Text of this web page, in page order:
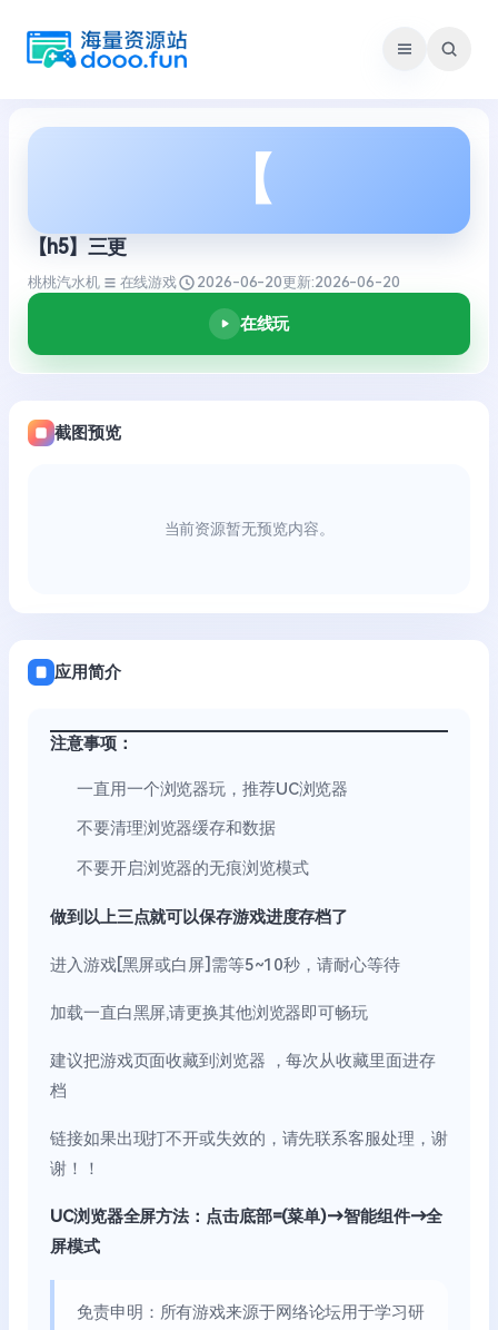
【
【h5】三更
桃桃汽水机 在线游戏 2026-06-20更新:2026-06-20
在线玩
截图预览
当前资源暂无预览内容。
应用简介
注意事项：
一直用一个浏览器玩，推荐UC浏览器
不要清理浏览器缓存和数据
不要开启浏览器的无痕浏览模式
做到以上三点就可以保存游戏进度存档了
进入游戏[黑屏或白屏]需等5~10秒，请耐心等待
加载一直白黑屏,请更换其他浏览器即可畅玩
建议把游戏页面收藏到浏览器 ，每次从收藏里面进存
档
链接如果出现打不开或失效的，请先联系客服处理，谢
谢！！
UC浏览器全屏方法：点击底部=(菜单)→智能组件→全
屏模式
免责申明：所有游戏来源于网络论坛用于学习研